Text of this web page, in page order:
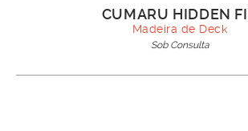
CUMARU HIDDEN
Madeira de Deck
Sob Consulta